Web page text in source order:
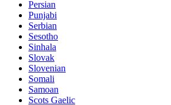
Persian
Punjabi
Serbian
Sesotho
Sinhala
Slovak
Slovenian
Somali
Samoan
Scots Gaelic